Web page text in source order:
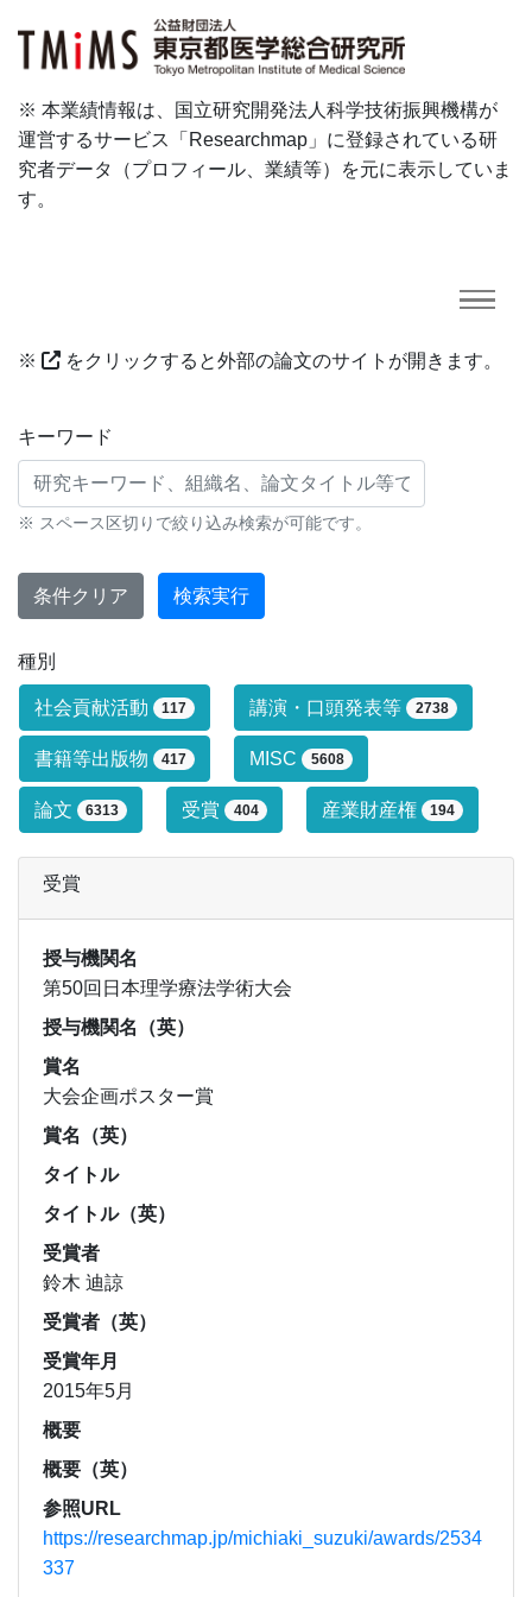
※ 本業績情報は、国立研究開発法人科学技術振興機構が
運営するサービス「Researchmap」に登録されている研
究者データ（プロフィール、業績等）を元に表示していま
す。
※ をクリックすると外部の論文のサイトが開きます。
研究業績に対する検索条件
キーワード
※ スペース区切りで絞り込み検索が可能です。
条件クリア 検索実行
種別
研究業績タイプによる絞り込み条件で
社会貢献活動 117 講演・口頭発表等 2738
書籍等出版物 417 MISC 5608
論文 6313 受賞 404 産業財産権 194
受賞
授与機関名
第50回日本理学療法学術大会
授与機関名（英）
賞名
大会企画ポスター賞
賞名（英）
タイトル
タイトル（英）
受賞者
鈴木 迪諒
受賞者（英）
受賞年月
2015年5月
概要
概要（英）
参照URL
https://researchmap.jp/michiaki_suzuki/awards/2534
337